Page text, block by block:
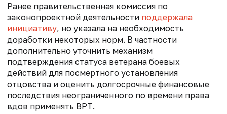
Ранее правительственная комиссия по
законопроектной деятельности поддержала
инициативу, но указала на необходимость
доработки некоторых норм. В частности
дополнительно уточнить механизм
подтверждения статуса ветерана боевых
действий для посмертного установления
отцовства и оценить долгосрочные финансовые
последствия неограниченного по времени права
вдов применять ВРТ.